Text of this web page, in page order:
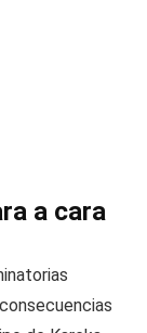
a cara